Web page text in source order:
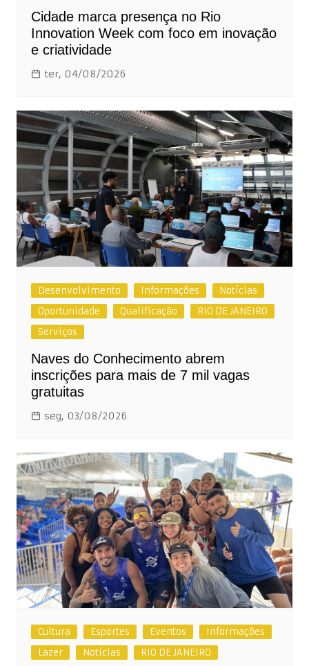
Cidade marca presença no Rio
Innovation Week com foco em inovação
e criatividade
ter, 04/08/2026
Desenvolvimento Informações
Notícias
Oportunidade
Qualificação
RIO DE JANEIRO
Serviços
Naves do Conhecimento abrem
inscrições para mais de 7 mil vagas
gratuitas
seg, 03/08/2026
Cultura Esportes Eventos
Informações
Lazer
Notícias
RIO DE JANEIRO